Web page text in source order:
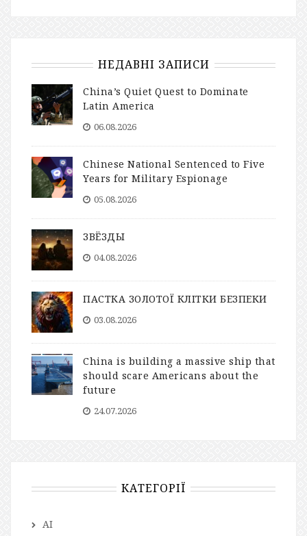
НЕДАВНІ ЗАПИСИ
China’s Quiet Quest to Dominate
Latin America
06.08.2026
Chinese National Sentenced to Five
Years for Military Espionage
05.08.2026
ЗВЁЗДЫ
04.08.2026
ПАСТКА ЗОЛОТОЇ КЛІТКИ БЕЗПЕКИ
03.08.2026
China is building a massive ship that
should scare Americans about the
future
24.07.2026
КАТЕГОРІЇ
AI